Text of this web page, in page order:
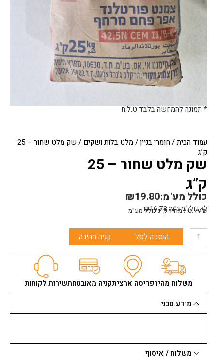
עמוד הבית/ חומרי בניין/מלט בלות ושקים
/ שק מלט שחור – 25
ק”ג
שק מלט שחור – 25
ק”ג
₪19.80כולל מע"מ:
לא כולל מע״מ: ₪16.78
0.79₪ / מחיר ק"ג כולל מע"מ
כמות
הוספה לסל קניה מהירה
משלוח מהירפריסה ארציתקניה מאובטחתשירות לקוחות
מידע טכני
משלוח / איסוף
* תמונה להמחשה בלבד ט.ל.ח